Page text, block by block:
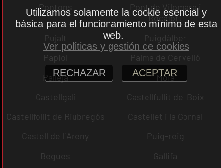
Pontons
Pont de Vilomara i
Rocafort
Pujalt
Puigdàlber
Papiol
Palma de Cervelló
Pallejà
Moià
Castellgalí
Castellfullit del Boix
Castellfollit de Riubregós
Castellet i la Gornal
Castell de l´Areny
Puig-reig
Begues
Gallifa
Utilizamos solamente la cookie esencial y
básica para el funcionamiento mínimo de esta
web.
Ver políticas y gestión de cookies
RECHAZAR ACEPTAR